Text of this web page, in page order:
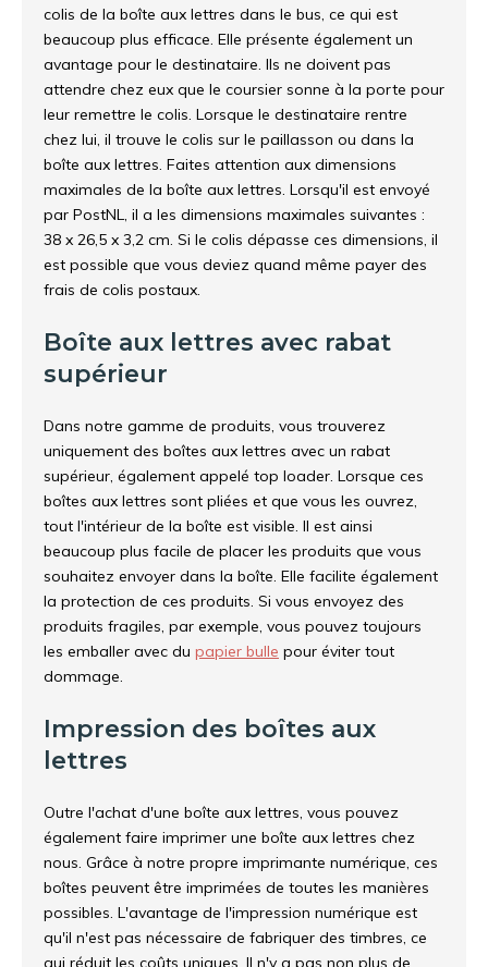
colis de la boîte aux lettres dans le bus, ce qui est
beaucoup plus efficace. Elle présente également un
avantage pour le destinataire. Ils ne doivent pas
attendre chez eux que le coursier sonne à la porte pour
leur remettre le colis. Lorsque le destinataire rentre
chez lui, il trouve le colis sur le paillasson ou dans la
boîte aux lettres. Faites attention aux dimensions
maximales de la boîte aux lettres. Lorsqu'il est envoyé
par PostNL, il a les dimensions maximales suivantes :
38 x 26,5 x 3,2 cm. Si le colis dépasse ces dimensions, il
est possible que vous deviez quand même payer des
frais de colis postaux.
Boîte aux lettres avec rabat
supérieur
Dans notre gamme de produits, vous trouverez
uniquement des boîtes aux lettres avec un rabat
supérieur, également appelé top loader. Lorsque ces
boîtes aux lettres sont pliées et que vous les ouvrez,
tout l'intérieur de la boîte est visible. Il est ainsi
beaucoup plus facile de placer les produits que vous
souhaitez envoyer dans la boîte. Elle facilite également
la protection de ces produits. Si vous envoyez des
produits fragiles, par exemple, vous pouvez toujours
les emballer avec du papier bulle pour éviter tout
dommage.
Impression des boîtes aux
lettres
Outre l'achat d'une boîte aux lettres, vous pouvez
également faire imprimer une boîte aux lettres chez
nous. Grâce à notre propre imprimante numérique, ces
boîtes peuvent être imprimées de toutes les manières
possibles. L'avantage de l'impression numérique est
qu'il n'est pas nécessaire de fabriquer des timbres, ce
qui réduit les coûts uniques. Il n'y a pas non plus de